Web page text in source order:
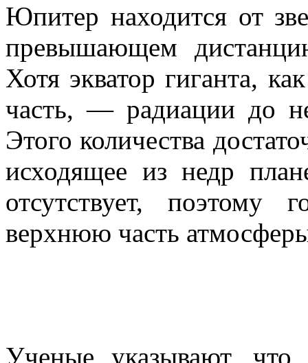
Юпитер находится от
превышающем
Хотя экватор гиганта,
часть, — радиации до
Этого количества
исходящее из недр
отсутствует, поэтому
верхнюю часть
Ученые указывают,